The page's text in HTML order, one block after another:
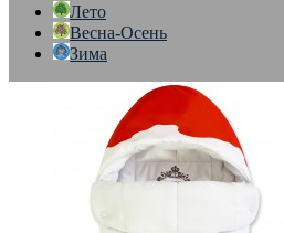
Лето
Весна-Осень
Зима